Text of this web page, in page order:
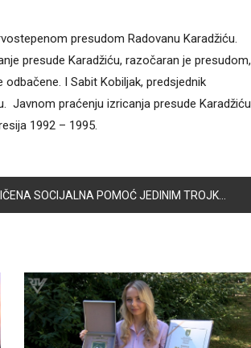
presudom Radovanu Karadžiću.
presude Karadžiću, razočaran je presudom,
I Sabit Kobiljak, predsjednik
Javnom praćenju izricanja presude Karadžiću
1992 – 1995.
SOCIJALNA POMOĆ JEDINIM TROJKAMA NA PODRUČJU OPĆINE VOGOŠĆA